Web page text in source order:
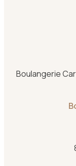
Boulangerie